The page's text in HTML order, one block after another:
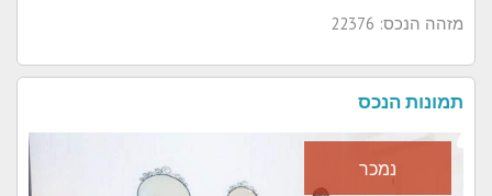
מזהה הנכס: 22376
תמונות הנכס
נמכר